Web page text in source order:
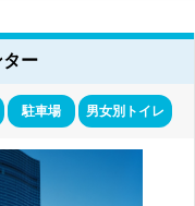
ター
駐車場 男女別トイレ